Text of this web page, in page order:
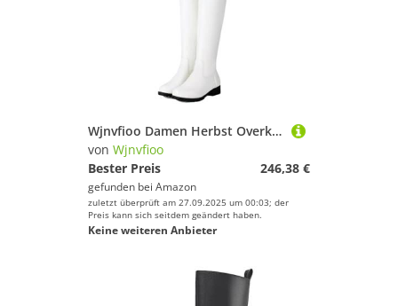
Wjnvfioo Damen Herbst Overknee-Stiefel, 3,5 cm Absatz, runde Zehenpartie, Leder, Oberschenkelhoch, modisch, große Größe
von Wjnvfioo
Bester Preis
246,38 €
gefunden bei Amazon
zuletzt überprüft am 27.09.2025 um 00:03; der
Preis kann sich seitdem geändert haben.
Keine weiteren Anbieter